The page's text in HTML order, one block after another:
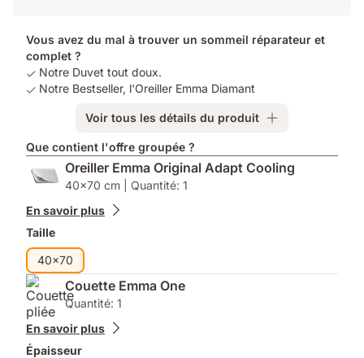
Vous avez du mal à trouver un sommeil réparateur et
complet ?
Notre Duvet tout doux.
Notre Bestseller, l'Oreiller Emma Diamant
Voir tous les détails du produit
Que contient l'offre groupée ?
Oreiller Emma Original Adapt Cooling
40x70 cm | Quantité: 1
En savoir plus
Taille
40x70
Couette Emma One
Quantité: 1
En savoir plus
Épaisseur